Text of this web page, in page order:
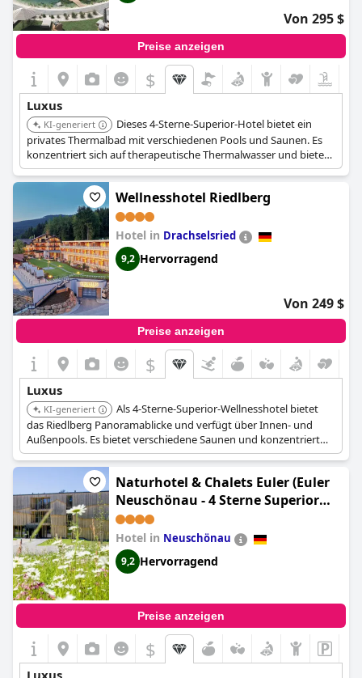
Von 295 $
Preise anzeigen
$
Luxus
KI-generiert
Dieses 4-Sterne-Superior-Hotel bietet ein
privates Thermalbad mit verschiedenen Pools und Saunen. Es
konzentriert sich auf therapeutische Thermalwasser und bietet
ein einzigartiges und wohltuendes Wellness-Erlebnis. Die Anlage
bietet eine ruhige Umgebung, in der sich die Gäste entspannen
und erholen können.Wellnesshotel Riedlberg
Hotel in Drachselsried
9,2 Hervorragend
Von 249 $
Preise anzeigen
$
Luxus
KI-generiert
Als 4-Sterne-Superior-Wellnesshotel bietet
das Riedlberg Panoramablicke und verfügt über Innen- und
Außenpools. Es bietet verschiedene Saunen und konzentriert
sich auf natürliches Wohlbefinden, was einen erfrischenden und
luxuriösen Rückzugsort inmitten malerischer Umgebung
Naturhotel & Chalets Euler (Euler
Neuschönau - 4 Sterne Superior
Hotel)
Hotel in Neuschönau
9,2 Hervorragend
Preise anzeigen
$